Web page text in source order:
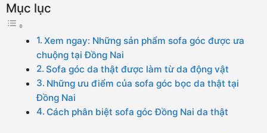
Mục lục
Xem ngay: Những sản phẩm sofa góc được ưa
chuộng tại Đồng Nai
Sofa góc da thật được làm từ da động vật
Những ưu điểm của sofa góc bọc da thật tại
Đồng Nai
Cách phân biệt sofa góc Đồng Nai da thật